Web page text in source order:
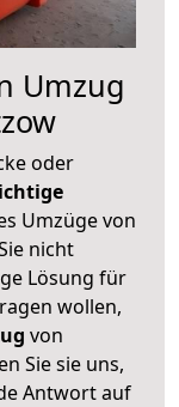
Umzug
oder
Umzüge von
nicht
Lösung für
wollen,
von
Sie sie uns,
Antwort auf